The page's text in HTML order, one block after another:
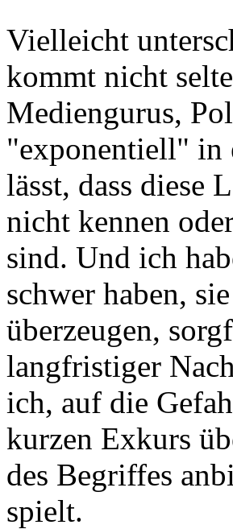
Vielleicht
kommt nicht
Mediengurus,
"exponentiell" in
lässt, dass diese
nicht kennen
sind. Und ich
schwer haben,
überzeugen,
langfristiger
ich, auf die
kurzen Exkurs
des Begriffes
spielt.